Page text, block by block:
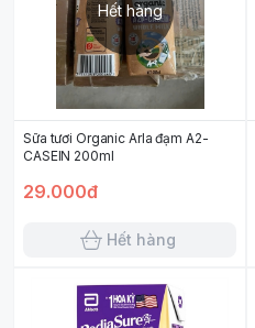
Hết hàng
Sữa tươi Organic Arla đạm A2-
CASEIN 200ml
29.000đ
Hết hàng